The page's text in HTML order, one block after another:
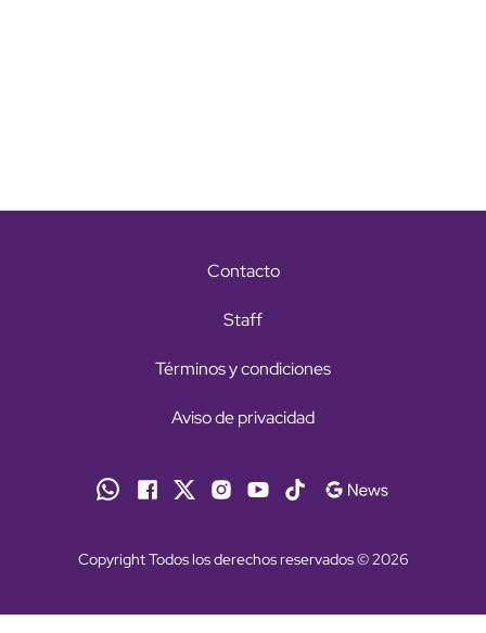
Contacto
Staff
Términos y condiciones
Aviso de privacidad
Copyright Todos los derechos reservados © 2026